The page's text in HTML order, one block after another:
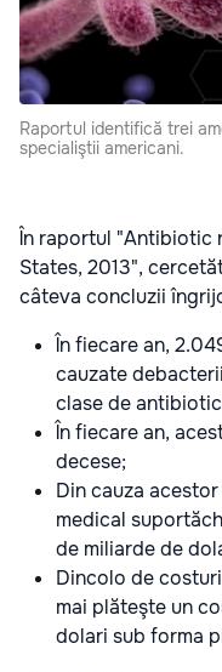
Raportul identifică trei
specialiştii americani.
În raportul "Antibiotic
States, 2013",
câteva concluzii
În fiecare an,
cauzate
clase de
În fiecare an,
decese;
Din cauza
medical
de miliarde de
Dincolo de
mai plăteşte un
dolari sub forma